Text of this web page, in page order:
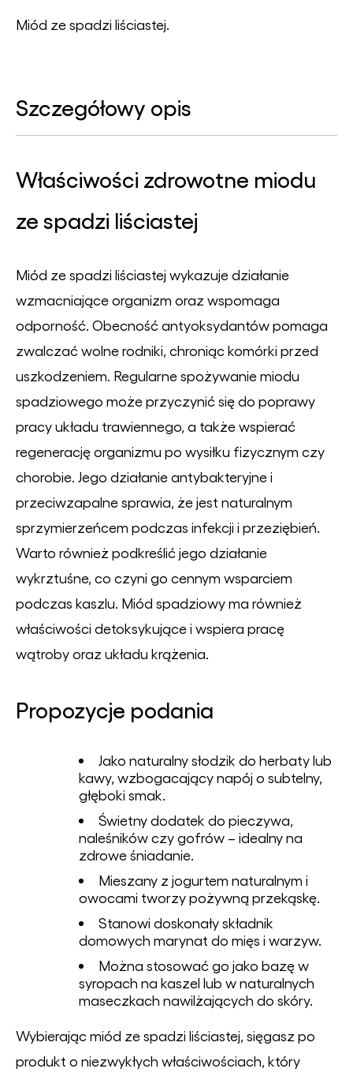
Miód ze spadzi liściastej.
Szczegółowy opis
Właściwości zdrowotne miodu
ze spadzi liściastej
Miód ze spadzi liściastej wykazuje działanie
wzmacniające organizm oraz wspomaga
odporność. Obecność antyoksydantów pomaga
zwalczać wolne rodniki, chroniąc komórki przed
uszkodzeniem. Regularne spożywanie miodu
spadziowego może przyczynić się do poprawy
pracy układu trawiennego, a także wspierać
regenerację organizmu po wysiłku fizycznym czy
chorobie. Jego działanie antybakteryjne i
przeciwzapalne sprawia, że jest naturalnym
sprzymierzeńcem podczas infekcji i przeziębień.
Warto również podkreślić jego działanie
wykrztuśne, co czyni go cennym wsparciem
podczas kaszlu. Miód spadziowy ma również
właściwości detoksykujące i wspiera pracę
wątroby oraz układu krążenia.
Propozycje podania
Jako naturalny słodzik do herbaty lub
kawy, wzbogacający napój o subtelny,
głęboki smak.
Świetny dodatek do pieczywa,
naleśników czy gofrów – idealny na
zdrowe śniadanie.
Mieszany z jogurtem naturalnym i
owocami tworzy pożywną przekąskę.
Stanowi doskonały składnik
domowych marynat do mięs i warzyw.
Można stosować go jako bazę w
syropach na kaszel lub w naturalnych
maseczkach nawilżających do skóry.
Wybierając miód ze spadzi liściastej, sięgasz po
produkt o niezwykłych właściwościach, który